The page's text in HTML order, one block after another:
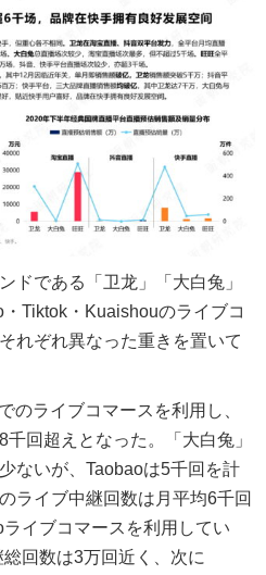
ドである「卫龙」「大白兔」
Tiktok・Kuaishouのライブコ
れぞれ異なった重きを置いて
のライブコマースを利用し、
回超えとなった。「大白兔」
ないが、Taobaoは5千回を計
ライブ中継回数は月平均6千回
イブコマースを利用してい
回数は3万回近く、次に